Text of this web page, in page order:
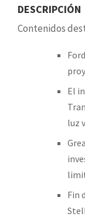
DESCRIPCIÓN
Contenidos
El
luz
Fin